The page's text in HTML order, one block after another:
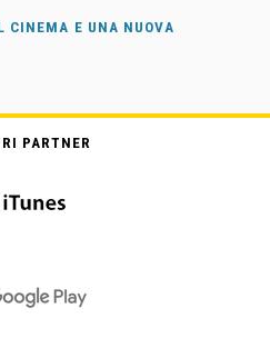
CINEMA E UNA NUOVA
PARTNER